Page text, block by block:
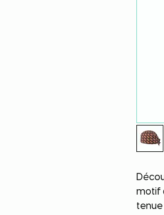
motif
tenue